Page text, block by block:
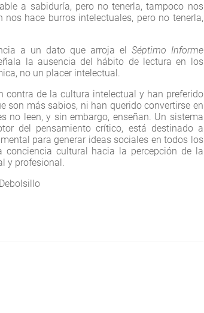
a sabiduría, pero no tenerla, tampoco nos
hace burros intelectuales, pero no tenerla,
a un dato que arroja el Séptimo Informe
la ausencia del hábito de lectura en los
no un placer intelectual.
contra de la cultura intelectual y han preferido
son más sabios, ni han querido convertirse en
no leen, y sin embargo, enseñan. Un sistema
del pensamiento crítico, está destinado a
para generar ideas sociales en todos los
conciencia cultural hacia la percepción de la
y profesional.